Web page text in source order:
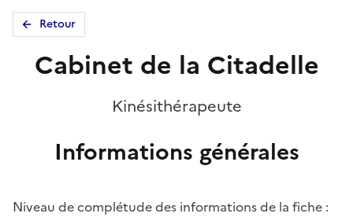
Retour
Cabinet de la Citadelle
Kinésithérapeute
Informations générales
Niveau de complétude des informations de la fiche :